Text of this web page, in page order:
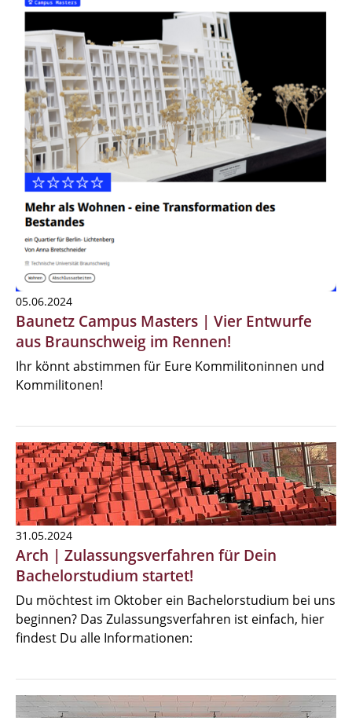
05.06.2024
Baunetz Campus Masters | Vier Entwurfe
aus Braunschweig im Rennen!
Ihr könnt abstimmen für Eure Kommilitoninnen und
Kommilitonen!
31.05.2024
Arch | Zulassungsverfahren für Dein
Bachelorstudium startet!
Du möchtest im Oktober ein Bachelorstudium bei uns
beginnen? Das Zulassungsverfahren ist einfach, hier
findest Du alle Informationen: